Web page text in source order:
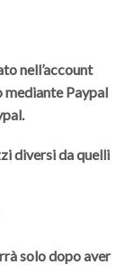
nell’account
mediante Paypal
diversi da quelli
solo dopo aver